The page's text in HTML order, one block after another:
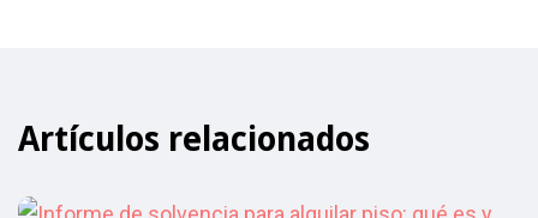
Artículos relacionados